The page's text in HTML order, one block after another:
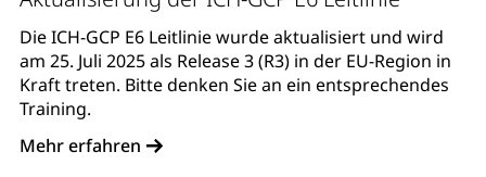
Die ICH-GCP E6 Leitlinie wurde aktualisiert und wird
am 25. Juli 2025 als Release 3 (R3) in der EU-Region in
Kraft treten. Bitte denken Sie an ein entsprechendes
Training.
Mehr erfahren